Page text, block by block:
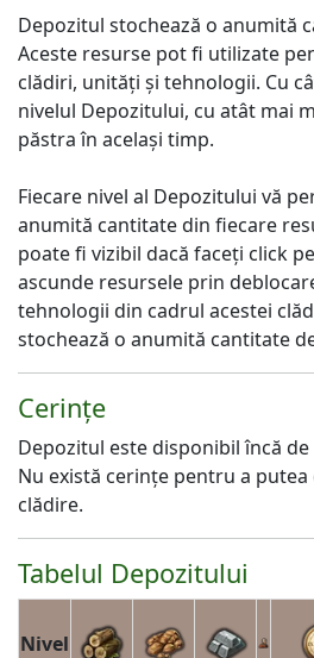
Depozitul stochează o anumită
Aceste resurse pot fi utilizate
clădiri, unități și tehnologii. Cu
nivelul Depozitului, cu atât mai
păstra în același timp.
Fiecare nivel al Depozitului vă
anumită cantitate din fiecare
poate fi vizibil dacă faceți click
ascunde resursele prin
tehnologii din cadrul acestei
stochează o anumită cantitate
Cerințe
Depozitul este disponibil încă
Nu există cerințe pentru a
clădire.
Tabelul Depozitului
Nivel